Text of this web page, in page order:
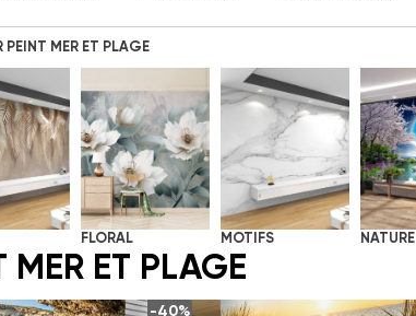
PEINT MER ET PLAGE
FLORAL MOTIFS NATURE
MER ET PLAGE
-40%